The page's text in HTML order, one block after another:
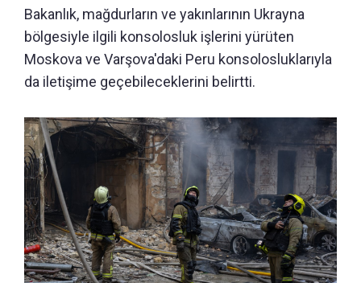
Bakanlık, mağdurların ve yakınlarının Ukrayna
bölgesiyle ilgili konsolosluk işlerini yürüten
Moskova ve Varşova'daki Peru konsolosluklarıyla
da iletişime geçebileceklerini belirtti.